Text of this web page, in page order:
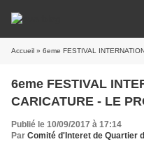
Accueil » 6eme FESTIVAL
6eme FESTIVAL
CARICATURE - LE
Publié le 10/09/2017 à 17:14
Par Comité d'Interet de Quartier